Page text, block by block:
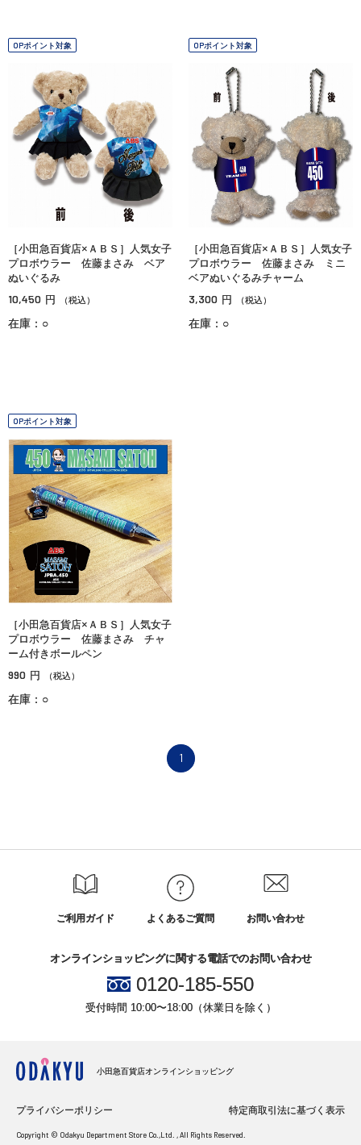
OPポイント対象
［小田急百貨店×ＡＢＳ］人気女子
プロボウラー 佐藤まさみ ベア
ぬいぐるみ
10,450 円 （税込）
在庫：○
OPポイント対象
［小田急百貨店×ＡＢＳ］人気女子
プロボウラー 佐藤まさみ ミニ
ベアぬいぐるみチャーム
3,300 円 （税込）
在庫：○
OPポイント対象
［小田急百貨店×ＡＢＳ］人気女子
プロボウラー 佐藤まさみ チャ
ーム付きボールペン
990 円 （税込）
在庫：○
1
ご利用ガイド よくあるご質問 お問い合わせ
オンラインショッピングに関する電話でのお問い合わせ
0120-185-550
受付時間 10:00〜18:00（休業日を除く）
小田急百貨店オンラインショッピング
プライバシーポリシー 特定商取引法に基づく表示
Copyright © Odakyu Department Store Co.,Ltd. , All Rights Reserved.